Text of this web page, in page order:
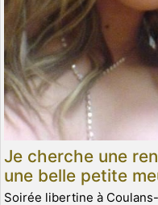
Je cherche une
une belle petite
Soirée libertine à